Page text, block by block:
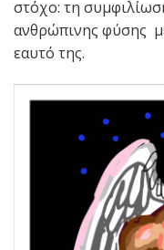
στόχο: τη
ανθρώπινης φύσης
εαυτό της.